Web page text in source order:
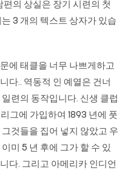
의 상실은 장기 시련의 첫
3 개의 텍스트 상자가 있습
에 태클을 너무 나쁘게하고
다.. 역동적 인 예열은 건너
련의 동작입니다. 신생 클럽
그에 가입하여 1893 년에 풋
것들을 집어 넣지 않았고 우
미 5 년 후에 그가 할 수 있
다. 그리고 아메리카 인디언